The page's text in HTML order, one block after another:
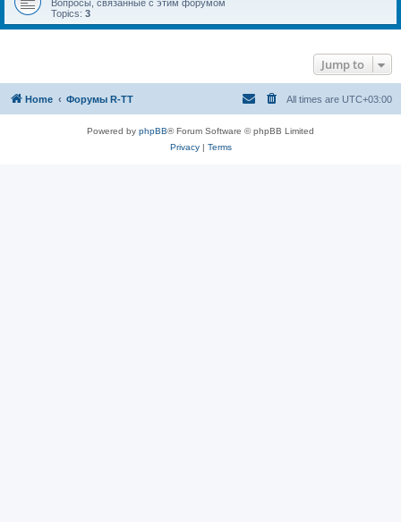
Вопросы, связанные с этим форумом
Topics: 3
Jump to
Home Форумы R-TT All times are UTC+03:00
Powered by phpBB® Forum Software © phpBB Limited
Privacy| Terms